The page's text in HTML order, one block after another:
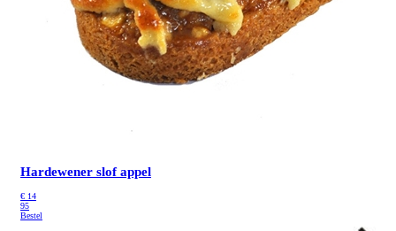
Hardewener slof appel
€ 14
95
Bestel